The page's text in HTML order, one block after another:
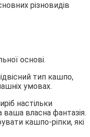
різновидів
основі.
тип кашпо,
умовах.
настільки
ваша власна фантазія.
кашпо-ріпки, які